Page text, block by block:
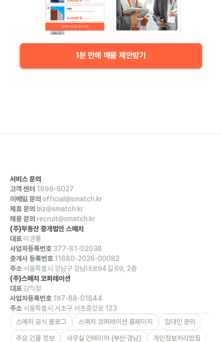
1분 만에 매물 제안받기
서비스 문의
고객 센터 1899-6027
이메일 문의 official@smatch.kr
제휴 문의 biz@smatch.kr
채용 문의 recruit@smatch.kr
(주)부동산 중개법인 스매치
대표 이경룡
사업자등록번호 377-81-02038
중개사 등록번호 11680-2026-00082
주소 서울특별시 강남구 강남대로94길 69, 2층
(주)스매치 코퍼레이션
대표 김익정
사업자등록번호 197-88-01844
주소 서울특별시 서초구 서초중앙로 123
스매치 공식 블로그
스매치 코퍼레이션 홈페이지 임대인 문의
주요 건물 정보 사무실 인테리어 (부산·경남) 개인정보처리방침